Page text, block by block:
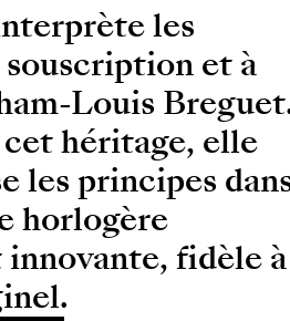
les
et à
Louis
héritage, elle
les principes
horlogère
fidèle à